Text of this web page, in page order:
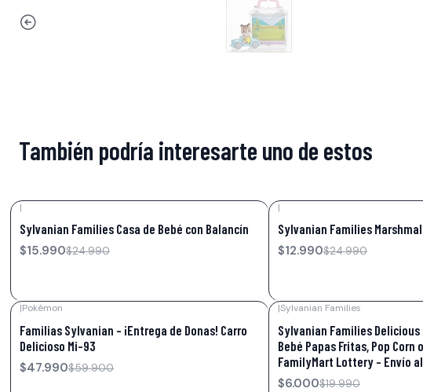
También podría interesarte uno de estos
|
Sylvanian Families Casa de Bebé con Balancín
$15.990$24.990
|
Sylvanian Families
$12.990$24.990
|Pokémon
Familias Sylvanian - ¡Entrega de Donas! Carro
Delicioso Mi-93
$47.990$59.900
|Sylvanian Families
Sylvanian Families Delicious
Bebé Papas Fritas, Pop Corn
FamilyMart Lottery - Envío
$6.000$19.990